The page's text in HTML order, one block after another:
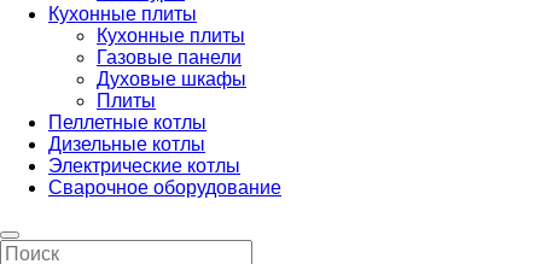
Кухонные плиты
Кухонные плиты
Газовые панели
Духовые шкафы
Плиты
Пеллетные котлы
Дизельные котлы
Электрические котлы
Сварочное оборудование